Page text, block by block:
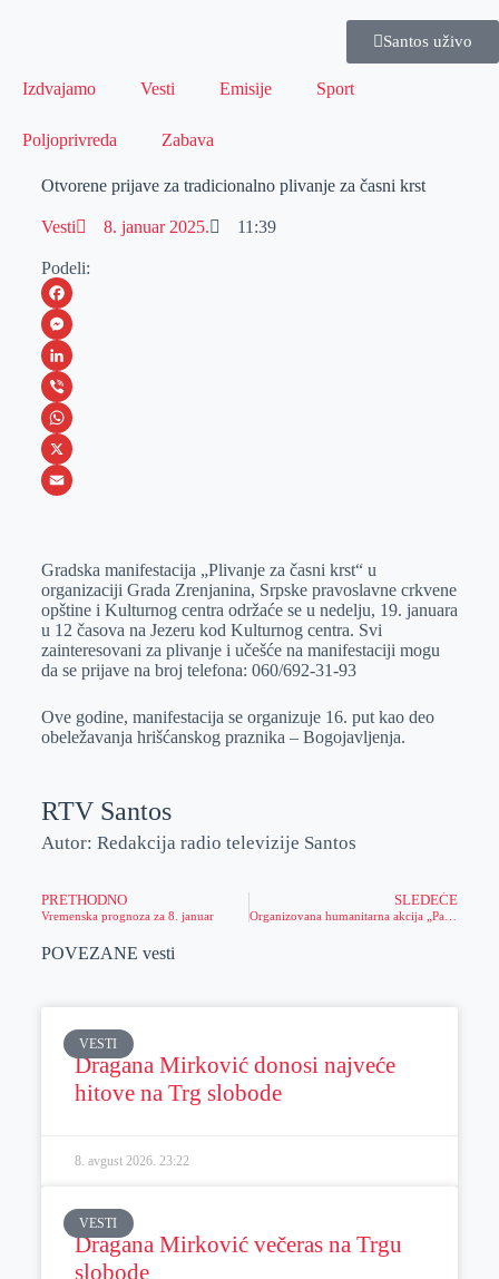
Santos uživo
Izdvajamo Vesti Emisije Sport
Poljoprivreda Zabava
Otvorene prijave za tradicionalno plivanje za časni krst
Vesti 8. januar 2025. 11:39
Podeli:
F
a
c
e
b
o
M
e
s
s
e
e
r
L
i
n
k
I
n
V
i
b
W
h
s
A
p
p
X
a
i
l
Gradska manifestacija „Plivanje za časni krst“ u
organizaciji Grada Zrenjanina, Srpske pravoslavne crkvene
opštine i Kulturnog centra održaće se u nedelju, 19. januara
u 12 časova na Jezeru kod Kulturnog centra. Svi
zainteresovani za plivanje i učešće na manifestaciji mogu
da se prijave na broj telefona: 060/692-31-93
Ove godine, manifestacija se organizuje 16. put kao deo
obeležavanja hrišćanskog praznika – Bogojavljenja.
RTV Santos
Autor: Redakcija radio televizije Santos
PRETHODNO
Vremenska prognoza za 8. januar
SLEDEĆE
POVEZANE vesti
VESTI
Dragana Mirković donosi najveće
hitove na Trg slobode
8. avgust 2026. 23:22
VESTI
Dragana Mirković večeras na Trgu
slobode